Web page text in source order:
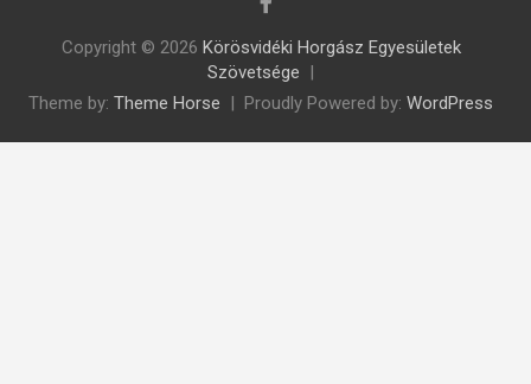
Copyright © 2026 Körösvidéki Horgász Egyesületek
Szövetsége
Theme by: Theme Horse Proudly Powered by: WordPress